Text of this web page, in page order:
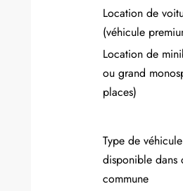
Location de
(véhicule
Location de
ou grand
places)
Type de
disponible dans
commune